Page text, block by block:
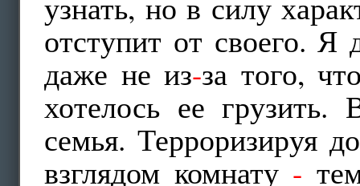
отступит от своего. Я
даже не из-за того,
хотелось ее грузить.
семья. Терроризируя
взглядом комнату -